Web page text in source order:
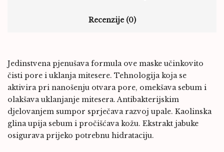
Recenzije (0)
Jedinstvena pjenušava formula ove maske učinkovito
čisti pore i uklanja mitesere. Tehnologija koja se
aktivira pri nanošenju otvara pore, omekšava sebum i
olakšava uklanjanje mitesera. Antibakterijskim
djelovanjem sumpor sprječava razvoj upale. Kaolinska
glina upija sebum i pročišćava kožu. Ekstrakt jabuke
osigurava prijeko potrebnu hidrataciju.